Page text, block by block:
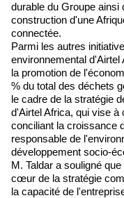
durable du Groupe
construction d'une
connectée.
Parmi les autres
environnemental
la promotion de
% du total des déchets
le cadre de la stratégie
d'Airtel Africa, qui vise à
conciliant la croissance
responsable de
développement socio-
M. Taldar a souligné
cœur de la stratégie
la capacité de